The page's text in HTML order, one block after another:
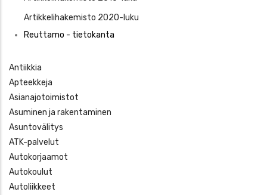
Artikkelihakemisto 2020-luku
Reuttamo - tietokanta
Antiikkia
Apteekkeja
Asianajotoimistot
Asuminen ja rakentaminen
Asuntovälitys
ATK-palvelut
Autokorjaamot
Autokoulut
Autoliikkeet